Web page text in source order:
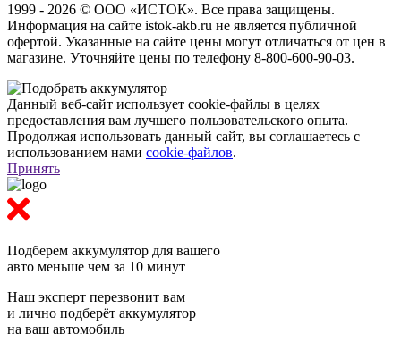
1999 - 2026 © ООО «ИСТОК». Все права защищены.
Информация на сайте istok-akb.ru не является публичной
офертой. Указанные на сайте цены могут отличаться от цен в
магазине. Уточняйте цены по телефону 8-800-600-90-03.
Данный веб-сайт использует cookie-файлы в целях
предоставления вам лучшего пользовательского опыта.
Продолжая использовать данный сайт, вы соглашаетесь с
использованием нами cookie-файлов.
Принять
Подберем аккумулятор для вашего
авто меньше чем за 10 минут
Наш эксперт перезвонит вам
и лично подберёт аккумулятор
на ваш автомобиль